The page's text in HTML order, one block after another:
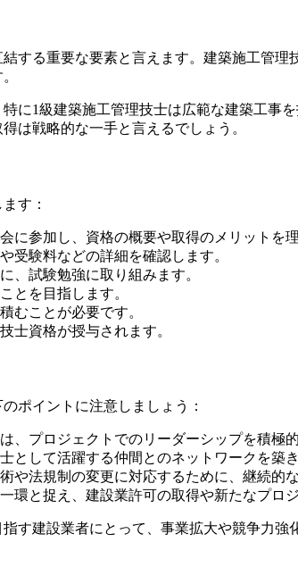
する重要な要素と言えます。建築施工管
に1級建築施工管理技士は広範な建築工事
は戦略的な一手と言えるでしょう。
す：
に参加し、資格の概要や取得のメリットを理
受験料などの詳細を確認します。
、試験勉強に取り組みます。
とを目指します。
むことが必要です。
士資格が授与されます。
ポイントに注意しましょう：
、プロジェクトでのリーダーシップを積極
として活躍する仲間とのネットワークを築
や法規制の変更に対応するために、継続的
環と捉え、建設業許可の取得や新たなプロ
す建設業者にとって、事業拡大や競争力